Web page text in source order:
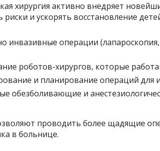
хирургия активно внедряет
и ускорять восстановление
инвазивные операции
роботов-хирургов, которые
и планирование операций для
обезболивающие и
проводить более щадящие
в больнице.